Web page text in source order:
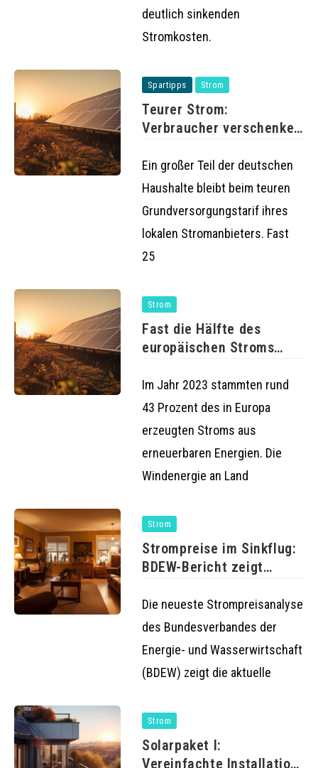
deutlich sinkenden
Stromkosten.
Spartipps Strom
Teurer Strom:
Verbraucher verschenken
Grundversorgung
Ein großer Teil der deutschen
Haushalte bleibt beim teuren
Grundversorgungstarif ihres
lokalen Stromanbieters. Fast
25
Strom
Fast die Hälfte des
europäischen Stroms
Im Jahr 2023 stammten rund
43 Prozent des in Europa
erzeugten Stroms aus
erneuerbaren Energien. Die
Windenergie an Land
Strom
Strompreise im Sinkflug:
BDEW-Bericht zeigt
Die neueste Strompreisanalyse
des Bundesverbandes der
Energie- und Wasserwirtschaft
(BDEW) zeigt die aktuelle
Strom
Solarpaket I:
Vereinfachte Installation